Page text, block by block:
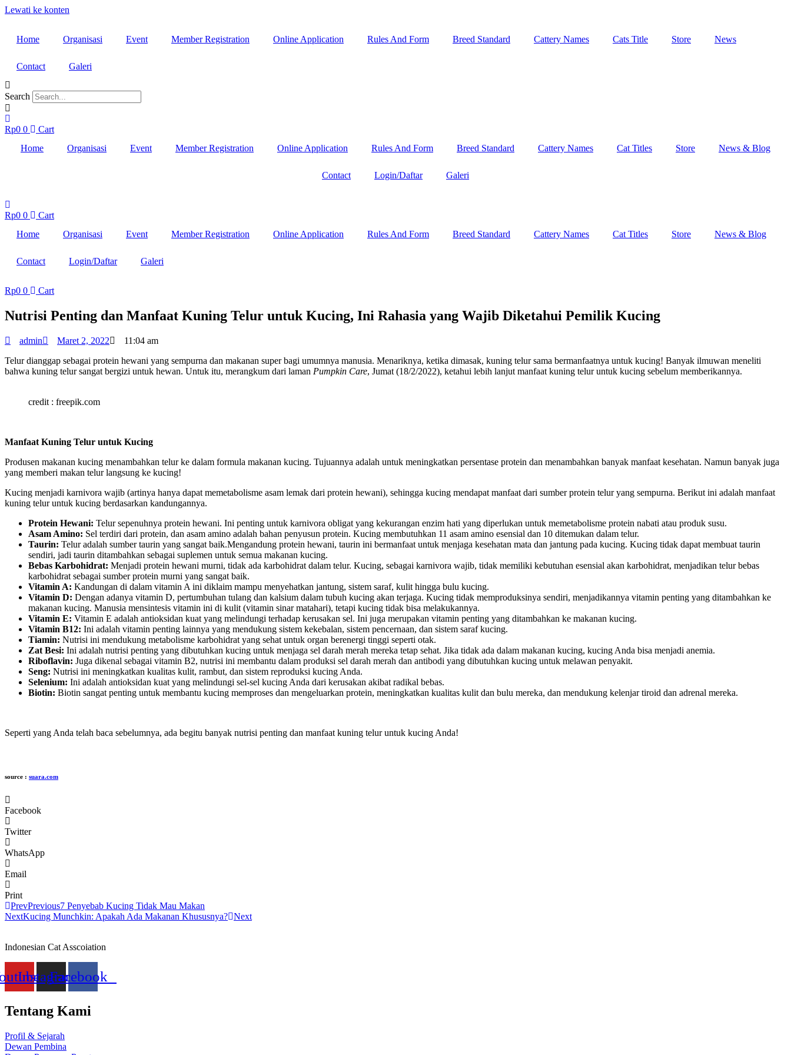
Lewati ke konten
Home Organisasi Event Member Registration Online Application Rules And Form Breed Standard Cattery Names Cats Title Store News
Contact Galeri
Search
Rp0 0
Cart
Home
Organisasi Event Member Registration Online Application Rules And Form Breed Standard Cattery Names Cat Titles Store News & Blog
Contact Login/Daftar Galeri
Rp0 0
Cart
Home
Organisasi Event Member Registration Online Application Rules And Form Breed Standard Cattery Names Cat Titles Store News & Blog
Contact Login/Daftar Galeri
Rp0 0 Cart
Nutrisi Penting dan Manfaat Kuning Telur untuk Kucing, Ini Rahasia yang Wajib Diketahui Pemilik Kucing
admin Maret 2, 2022
11:04 am
Telur dianggap sebagai protein hewani yang sempurna dan makanan super bagi umumnya manusia. Menariknya, ketika dimasak, kuning telur sama bermanfaatnya untuk kucing! Banyak ilmuwan meneliti
bahwa kuning telur sangat bergizi untuk hewan. Untuk itu, merangkum dari laman Pumpkin Care, Jumat (18/2/2022), ketahui lebih lanjut manfaat kuning telur untuk kucing sebelum memberikannya.
credit : freepik.com
Manfaat Kuning Telur untuk Kucing
Produsen makanan kucing menambahkan telur ke dalam formula makanan kucing. Tujuannya adalah untuk meningkatkan persentase protein dan menambahkan banyak manfaat kesehatan. Namun banyak juga
yang memberi makan telur langsung ke kucing!
Kucing menjadi karnivora wajib (artinya hanya dapat memetabolisme asam lemak dari protein hewani), sehingga kucing mendapat manfaat dari sumber protein telur yang sempurna. Berikut ini adalah manfaat
kuning telur untuk kucing berdasarkan kandungannya.
Protein Hewani: Telur sepenuhnya protein hewani. Ini penting untuk karnivora obligat yang kekurangan enzim hati yang diperlukan untuk memetabolisme protein nabati atau produk susu.
Asam Amino: Sel terdiri dari protein, dan asam amino adalah bahan penyusun protein. Kucing membutuhkan 11 asam amino esensial dan 10 ditemukan dalam telur.
Taurin: Telur adalah sumber taurin yang sangat baik.Mengandung protein hewani, taurin ini bermanfaat untuk menjaga kesehatan mata dan jantung pada kucing. Kucing tidak dapat membuat taurin
sendiri, jadi taurin ditambahkan sebagai suplemen untuk semua makanan kucing.
Bebas Karbohidrat: Menjadi protein hewani murni, tidak ada karbohidrat dalam telur. Kucing, sebagai karnivora wajib, tidak memiliki kebutuhan esensial akan karbohidrat, menjadikan telur bebas
karbohidrat sebagai sumber protein murni yang sangat baik.
Vitamin A: Kandungan di dalam vitamin A ini diklaim mampu menyehatkan jantung, sistem saraf, kulit hingga bulu kucing.
Vitamin D: Dengan adanya vitamin D, pertumbuhan tulang dan kalsium dalam tubuh kucing akan terjaga. Kucing tidak memproduksinya sendiri, menjadikannya vitamin penting yang ditambahkan ke
makanan kucing. Manusia mensintesis vitamin ini di kulit (vitamin sinar matahari), tetapi kucing tidak bisa melakukannya.
Vitamin E: Vitamin E adalah antioksidan kuat yang melindungi terhadap kerusakan sel. Ini juga merupakan vitamin penting yang ditambahkan ke makanan kucing.
Vitamin B12: Ini adalah vitamin penting lainnya yang mendukung sistem kekebalan, sistem pencernaan, dan sistem saraf kucing.
Tiamin: Nutrisi ini mendukung metabolisme karbohidrat yang sehat untuk organ berenergi tinggi seperti otak.
Zat Besi: Ini adalah nutrisi penting yang dibutuhkan kucing untuk menjaga sel darah merah mereka tetap sehat. Jika tidak ada dalam makanan kucing, kucing Anda bisa menjadi anemia.
Riboflavin: Juga dikenal sebagai vitamin B2, nutrisi ini membantu dalam produksi sel darah merah dan antibodi yang dibutuhkan kucing untuk melawan penyakit.
Seng: Nutrisi ini meningkatkan kualitas kulit, rambut, dan sistem reproduksi kucing Anda.
Selenium: Ini adalah antioksidan kuat yang melindungi sel-sel kucing Anda dari kerusakan akibat radikal bebas.
Biotin: Biotin sangat penting untuk membantu kucing memproses dan mengeluarkan protein, meningkatkan kualitas kulit dan bulu mereka, dan mendukung kelenjar tiroid dan adrenal mereka.
Seperti yang Anda telah baca sebelumnya, ada begitu banyak nutrisi penting dan manfaat kuning telur untuk kucing Anda!
source : suara.com
Facebook
Twitter
WhatsApp
Email
Print
PrevPrevious7 Penyebab Kucing Tidak Mau Makan
NextKucing Munchkin: Apakah Ada Makanan Khususnya? Next
Indonesian Cat Asscoiation
InstagramFacebook
Tentang Kami
Profil & Sejarah
Dewan Pembina